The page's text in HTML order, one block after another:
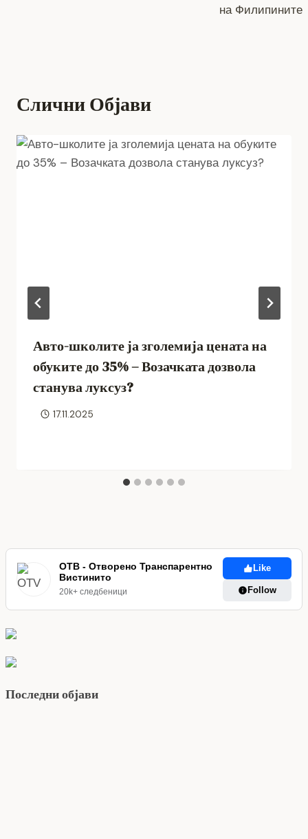
на Филипините
Слични Објави
Авто-школите ја зголемија цената на
обуките до 35% – Возачката дозвола
станува луксуз?
17.11.2025
ОТВ - Отворено Транспарентно
Вистинито
20k+ следбеници
Like
Follow
Последни објави